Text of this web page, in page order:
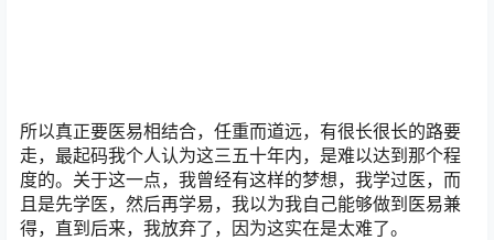
所以真正要医易相结合，任重而道远，有很长很长的路要
走，最起码我个人认为这三五十年内，是难以达到那个程
度的。关于这一点，我曾经有这样的梦想，我学过医，而
且是先学医，然后再学易，我以为我自己能够做到医易兼
得，直到后来，我放弃了，因为这实在是太难了。